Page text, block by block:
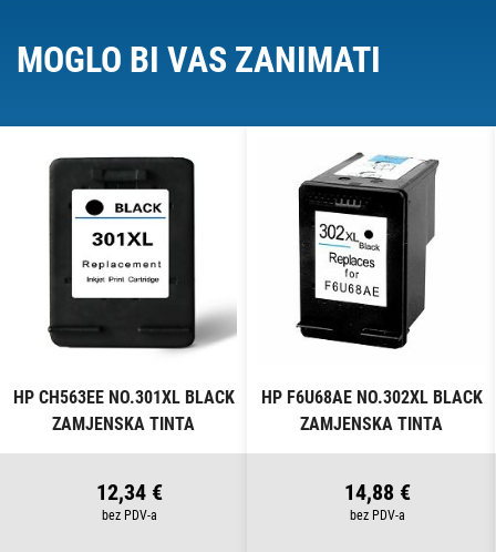
MOGLO BI VAS ZANIMATI
HP CH563EE NO.301XL BLACK
ZAMJENSKA TINTA
12,34 €
HP F6U68AE NO.302XL BLACK
ZAMJENSKA TINTA
14,88 €